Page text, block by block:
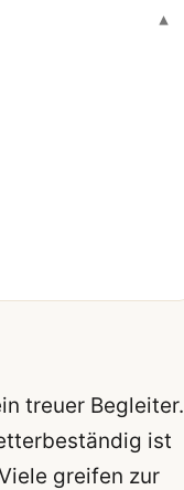
treuer Begleiter.
ist
greifen zur